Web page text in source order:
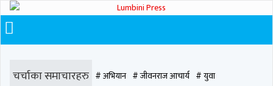
चर्चाका समाचारहरु # अभियान # जीवनराज आचार्य # युवा